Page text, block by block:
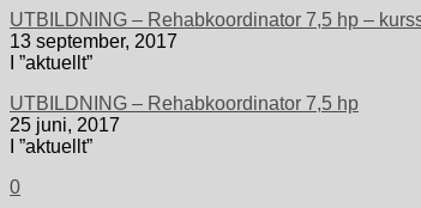
UTBILDNING – Rehabkoordinator 7,5 hp –
13 september, 2017
I ”aktuellt”
UTBILDNING – Rehabkoordinator 7,5 hp
25 juni, 2017
I ”aktuellt”
0